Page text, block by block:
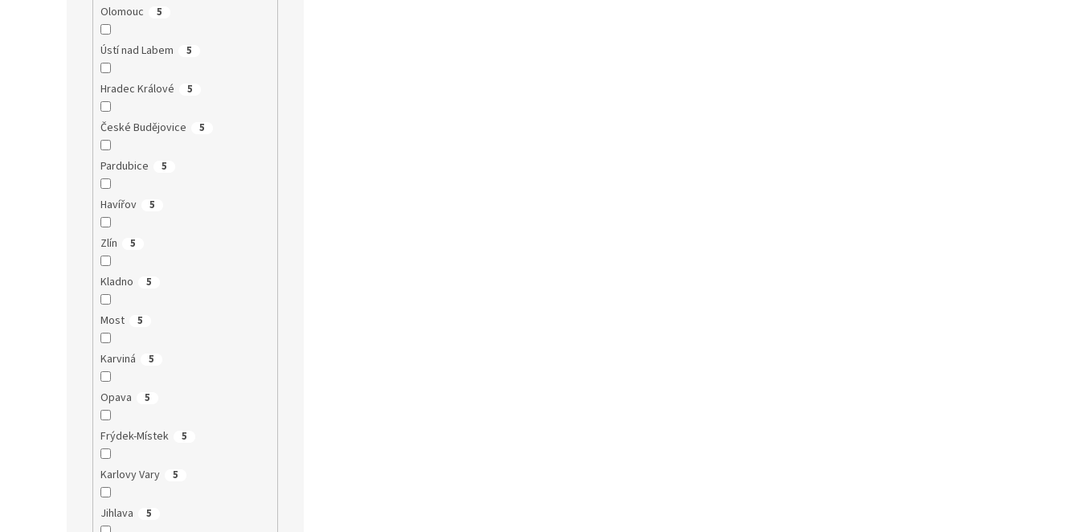
Olomouc 5
Ústí nad Labem 5
Hradec Králové 5
České Budějovice 5
Pardubice 5
Havířov 5
Zlín 5
Kladno 5
Most 5
Karviná 5
Opava 5
Frýdek-Místek 5
Karlovy Vary 5
Jihlava 5